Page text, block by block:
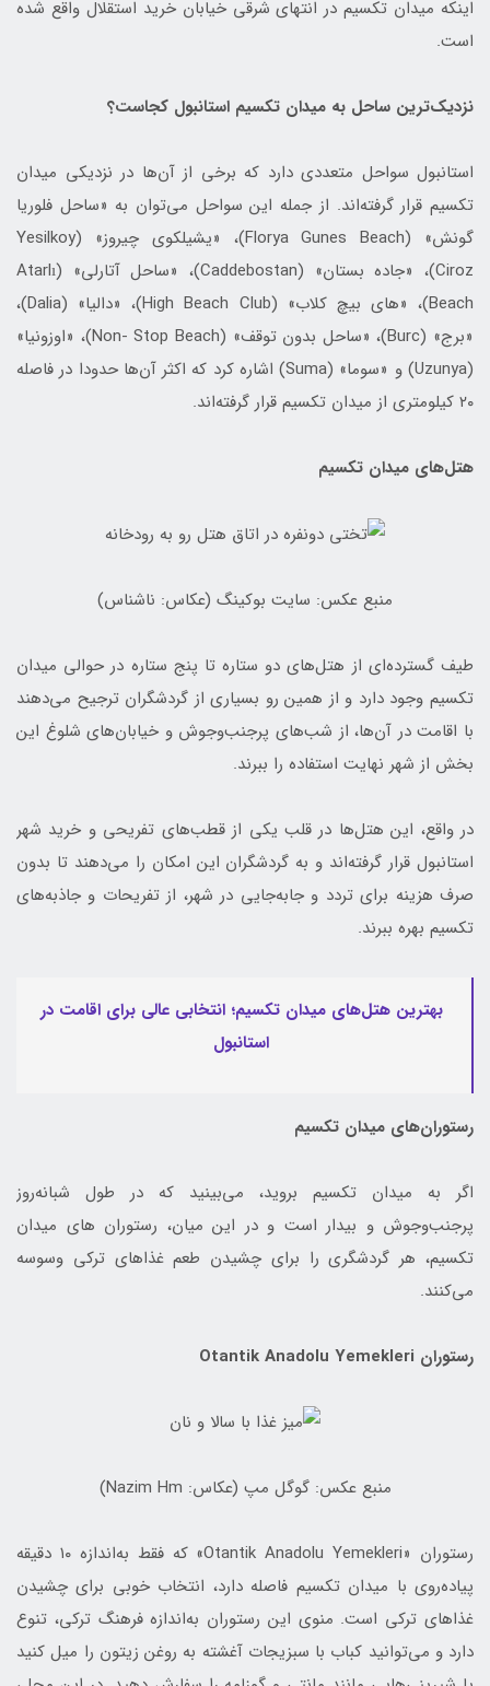
اینکه میدان تکسیم در انتهای شرقی خیابان خرید استقلال واقع شده
است.
نزدیک‌ترین ساحل به میدان تکسیم استانبول کجاست؟
استانبول سواحل متعددی دارد که برخی از آن‌ها در نزدیکی میدان
تکسیم قرار گرفته‌اند. از جمله این سواحل می‌توان به «ساحل فلوریا
گونش» (Florya Gunes Beach)، «یشیلکوی چیروز» (Yesilkoy
Ciroz)، «جاده بستان» (Caddebostan)، «ساحل آتارلی» (Atarlı
Beach)، «های بیچ کلاب» (High Beach Club)، «دالیا» (Dalia)،
«برج» (Burc)، «ساحل بدون توقف» (Non- Stop Beach)، «اوزونیا»
(Uzunya) و «سوما» (Suma) اشاره کرد که اکثر آن‌ها حدودا در فاصله
۲۰ کیلومتری از میدان تکسیم قرار گرفته‌اند.
هتل‌های میدان تکسیم
منبع عکس: سایت بوکینگ (عکاس: ناشناس)
طیف گسترده‌ای از هتل‌های دو ستاره تا پنج ستاره در حوالی میدان
تکسیم وجود دارد و از همین رو بسیاری از گردشگران ترجیح می‌دهند
با اقامت در آن‌ها، از شب‌های پرجنب‌وجوش و خیابان‌های شلوغ این
بخش از شهر نهایت استفاده را ببرند.
در واقع، این هتل‌ها در قلب یکی از قطب‌های تفریحی و خرید شهر
استانبول قرار گرفته‌اند و به گردشگران این امکان را می‌دهند تا بدون
صرف هزینه برای تردد و جابه‌جایی در شهر، از تفریحات و جاذبه‌های
تکسیم بهره‌ ببرند.
بهترین هتل‌های میدان تکسیم؛ انتخابی عالی برای اقامت در
استانبول
رستوران‌های میدان تکسیم
اگر به میدان تکسیم بروید، می‌بینید که در طول شبانه‌روز
پرجنب‌وجوش و بیدار است و در این میان، رستوران های میدان
تکسیم، هر گردشگری را برای چشیدن طعم غذاهای ترکی وسوسه
می‌کنند.
رستوران Otantik Anadolu Yemekleri
منبع عکس: گوگل مپ (عکاس: Nazim Hm)
رستوران «Otantik Anadolu Yemekleri» که فقط به‌اندازه ۱۰ دقیقه
پیاده‌روی با میدان تکسیم فاصله دارد، انتخاب خوبی برای چشیدن
غذاهای ترکی است. منوی این رستوران به‌اندازه فرهنگ ترکی، تنوع
دارد و می‌توانید کباب با سبزیجات آغشته به روغن زیتون را میل کنید